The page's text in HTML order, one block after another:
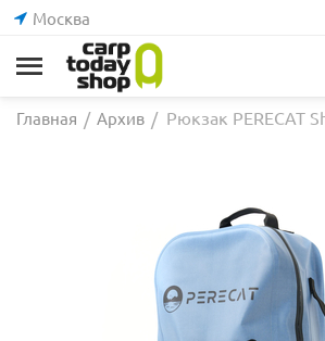
Москва
Главная / Архив / Рюкзак PERECAT